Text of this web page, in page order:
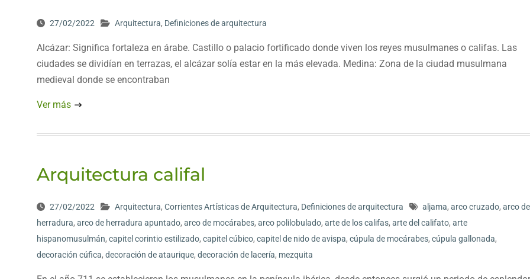
27/02/2022 Arquitectura, Definiciones de arquitectura
Alcázar: Significa fortaleza en árabe. Castillo o palacio fortificado donde viven los reyes musulmanes o califas. Las
ciudades se dividían en terrazas, el alcázar solía estar en la más elevada. Medina: Zona de la ciudad musulmana
medieval donde se encontraban
Ver más
Arquitectura califal
27/02/2022 Arquitectura, Corrientes Artísticas de Arquitectura, Definiciones de arquitectura aljama, arco cruzado, arco de
herradura, arco de herradura apuntado, arco de mocárabes, arco polilobulado, arte de los califas, arte del califato, arte
hispanomusulmán, capitel corintio estilizado, capitel cúbico, capitel de nido de avispa, cúpula de mocárabes, cúpula gallonada,
decoración cúfica, decoración de ataurique, decoración de lacería, mezquita